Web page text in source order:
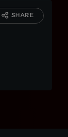
SHARE